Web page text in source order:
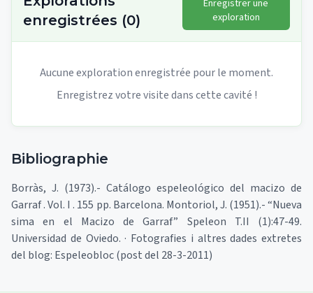
enregistrées (0)
Enregistrer une
exploration
Aucune exploration enregistrée pour le moment.
Enregistrez votre visite dans cette cavité !
Bibliographie
Borràs, J. (1973).- Catálogo espeleológico del macizo de
Garraf . Vol. I . 155 pp. Barcelona. Montoriol, J. (1951).- “Nueva
sima en el Macizo de Garraf” Speleon T.II (1):47-49.
Universidad de Oviedo. · Fotografies i altres dades extretes
del blog: Espeleobloc (post del 28-3-2011)